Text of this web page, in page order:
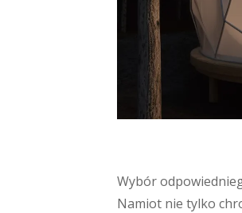
Wybór
Namiot nie tylko